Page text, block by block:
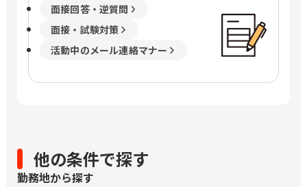
面接回答・逆質問
面接・試験対策
活動中のメール連絡マナー
他の条件で探す
勤務地から探す